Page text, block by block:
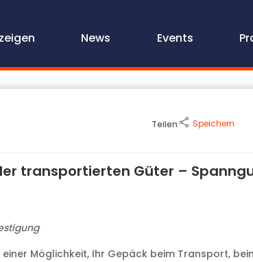
News Events
Teilen Speichern
transportierten Güter –
einer Möglichkeit, Ihr Gepäck beim Transport,